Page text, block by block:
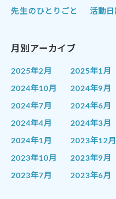
先生のひとりごと 活動日
月別アーカイブ
2025年2月 2025年1月
2024年10月 2024年9月
2024年7月 2024年6月
2024年4月 2024年3月
2024年1月 2023年12月
2023年10月 2023年9月
2023年7月 2023年6月